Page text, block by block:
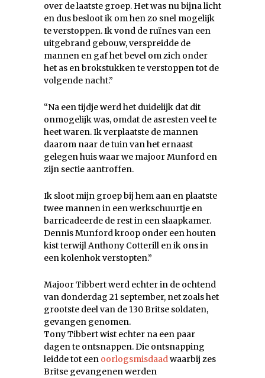
over de laatste groep. Het was nu bijna licht
en dus besloot ik om hen zo snel mogelijk
te verstoppen. Ik vond de ruïnes van een
uitgebrand gebouw, verspreidde de
mannen en gaf het bevel om zich onder
het as en brokstukken te verstoppen tot de
volgende nacht.”
“Na een tijdje werd het duidelijk dat dit
onmogelijk was, omdat de asresten veel te
heet waren. Ik verplaatste de mannen
daarom naar de tuin van het ernaast
gelegen huis waar we majoor Munford en
zijn sectie aantroffen.
Ik sloot mijn groep bij hem aan en plaatste
twee mannen in een werkschuurtje en
barricadeerde de rest in een slaapkamer.
Dennis Munford kroop onder een houten
kist terwijl Anthony Cotterill en ik ons in
een kolenhok verstopten.”
Majoor Tibbert werd echter in de ochtend
van donderdag 21 september, net zoals het
grootste deel van de 130 Britse soldaten,
gevangen genomen.
Tony Tibbert wist echter na een paar
dagen te ontsnappen. Die ontsnapping
leidde tot een oorlogsmisdaadwaarbij zes
Britse gevangenen werden